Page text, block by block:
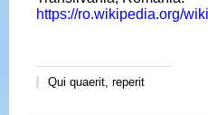
https://ro.wikipedia.org/
Qui quaerit, reperit